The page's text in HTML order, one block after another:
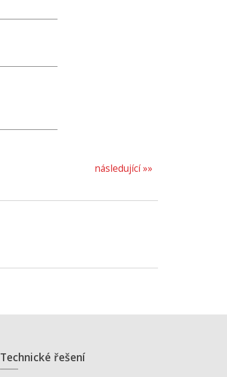
následující »»
Technické řešení